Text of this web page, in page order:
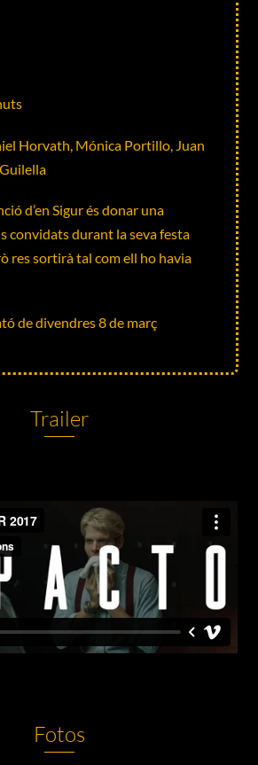
Horvath, Mónica Portillo, Juan
d’en Sigur és donar una
convidats durant la seva festa
res sortirà tal com ell ho havia
de divendres 8 de març
Trailer
Fotos